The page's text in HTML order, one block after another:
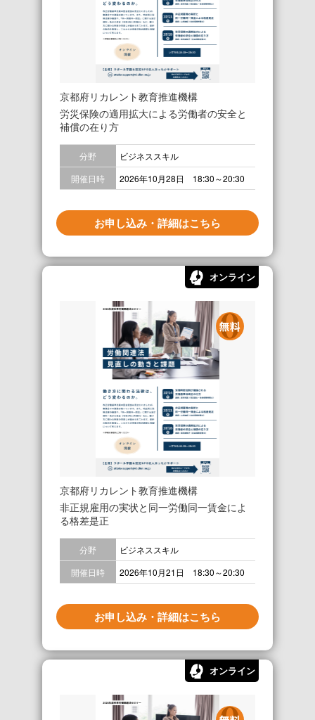
京都府リカレント教育推進機構
労災保険の適用拡大による労働者の安全と
補償の在り方
分野
ビジネススキル
開催日時
2026年10月28日 18:30～20:30
お申し込み・詳細はこちら
オンライン
京都府リカレント教育推進機構
非正規雇用の実状と同一労働同一賃金によ
る格差是正
分野
ビジネススキル
開催日時
2026年10月21日 18:30～20:30
お申し込み・詳細はこちら
オンライン